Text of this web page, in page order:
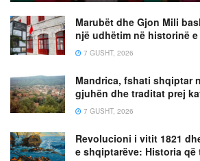
Marubët dhe Gjon Mili
një udhëtim në historinë
7 GUSHT, 2026
Mandrica, fshati shqiptar
gjuhën dhe traditat prej
7 GUSHT, 2026
Revolucioni i vitit 1821
e shqiptarëve: Historia